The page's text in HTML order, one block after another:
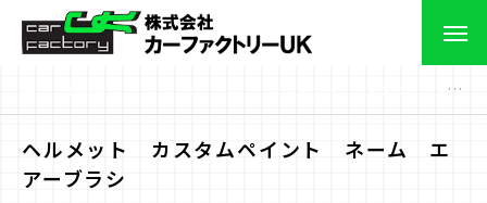
お知らせ ヘルメット カスタムペイント ネーム エアーブラシ
ヘルメット カスタムペイント ネーム エ
アーブラシ